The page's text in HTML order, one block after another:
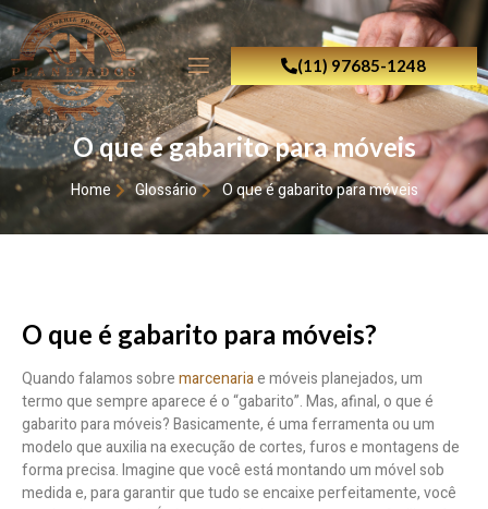
(11) 97685-1248
O que é gabarito para móveis
Home Glossário O que é gabarito para móveis
O que é gabarito para móveis?
Quando falamos sobremarcenariae móveis planejados, um
termo que sempre aparece é o “gabarito”. Mas, afinal, o que é
gabarito para móveis? Basicamente, é uma ferramenta ou um
modelo que auxilia na execução de cortes, furos e montagens de
forma precisa. Imagine que você está montando um móvel sob
medida e, para garantir que tudo se encaixe perfeitamente, você